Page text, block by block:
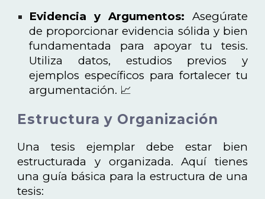
Evidencia y Argumentos: Asegúrate
de proporcionar evidencia sólida y bien
fundamentada para apoyar tu tesis.
Utiliza datos, estudios previos y
ejemplos específicos para fortalecer tu
argumentación. 📈
Estructura y Organización
Una tesis ejemplar debe estar bien
estructurada y organizada. Aquí tienes
una guía básica para la estructura de una
tesis: